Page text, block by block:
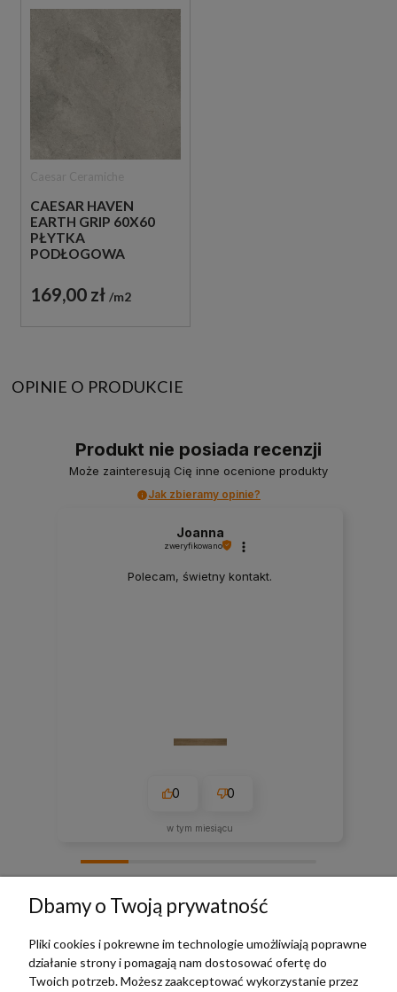
CAESAR HAVEN
EARTH GRIP 60X60
PŁYTKA
PODŁOGOWA
169,00 zł m2
OPINIE O PRODUKCIE
Produkt nie posiada recenzji
Może zainteresują Cię inne ocenione produkty
Jak zbieramy opinie?
Joanna
zweryfikowano
Polecam, świetny kontakt.
0 0
w tym miesiącu
TERRADECO
Dbamy o Twoją prywatność
Pliki cookies i pokrewne im technologie umożliwiają poprawne
działanie strony i pomagają nam dostosować ofertę do
Twoich potrzeb. Możesz zaakceptować wykorzystanie przez